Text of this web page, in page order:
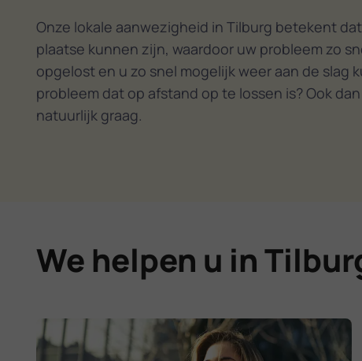
Onze lokale aanwezigheid in Tilburg betekent
plaatse kunnen zijn, waardoor uw probleem zo
opgelost en u zo snel mogelijk weer aan de slag
probleem dat op afstand op te lossen is? Ook
natuurlijk graag.
We helpen u in